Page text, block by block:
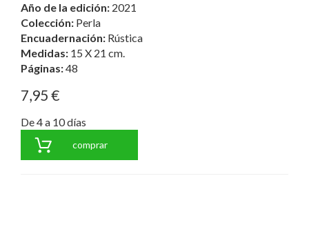
Año de la edición: 2021
Colección: Perla
Encuadernación: Rústica
Medidas: 15 X 21 cm.
Páginas:48
7,95 €
De 4 a 10 días
comprar